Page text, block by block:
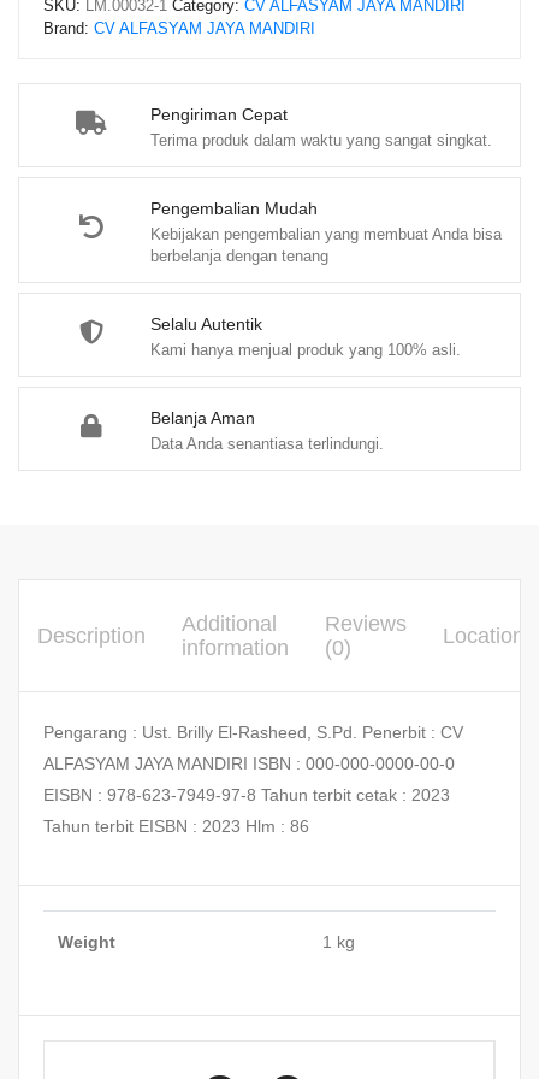
Pengiriman Cepat
Terima produk dalam waktu yang sangat singkat.
Pengembalian Mudah
Kebijakan pengembalian yang membuat Anda bisa
berbelanja dengan tenang
Selalu Autentik
Kami hanya menjual produk yang 100% asli.
Belanja Aman
Data Anda senantiasa terlindungi.
SKU: LM.00032-1 Category: CV ALFASYAM JAYA MANDIRI
Brand: CV ALFASYAM JAYA MANDIRI
Description
Additional
information
Reviews
(0)
Location
Pengarang : Ust. Brilly El-Rasheed, S.Pd. Penerbit : CV
ALFASYAM JAYA MANDIRI ISBN : 000-000-0000-00-0
EISBN : 978-623-7949-97-8 Tahun terbit cetak : 2023
Tahun terbit EISBN : 2023 Hlm : 86
Weight 1 kg